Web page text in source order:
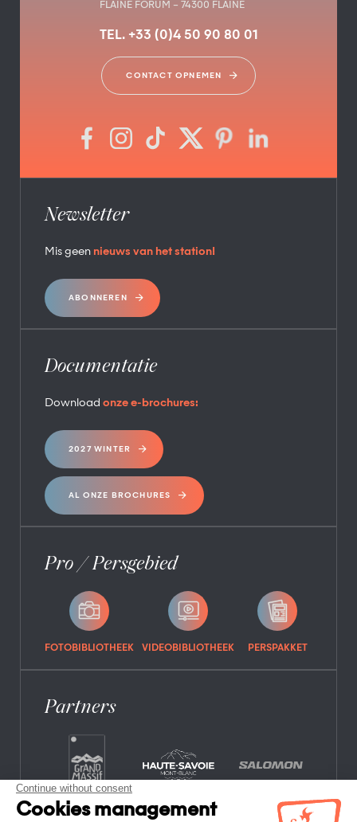
FLAINE FORUM – 74300 FLAINE
TEL. +33 (0)4 50 90 80 01
CONTACT OPNEMEN
Newsletter
Mis geen nieuws van het station!
ABONNEREN
Documentatie
Download onze e-brochures:
2027 WINTER
AL ONZE BROCHURES
Pro / Persgebied
FOTOBIBLIOTHEEK VIDEOBIBLIOTHEEK PERSPAKKET
Partners